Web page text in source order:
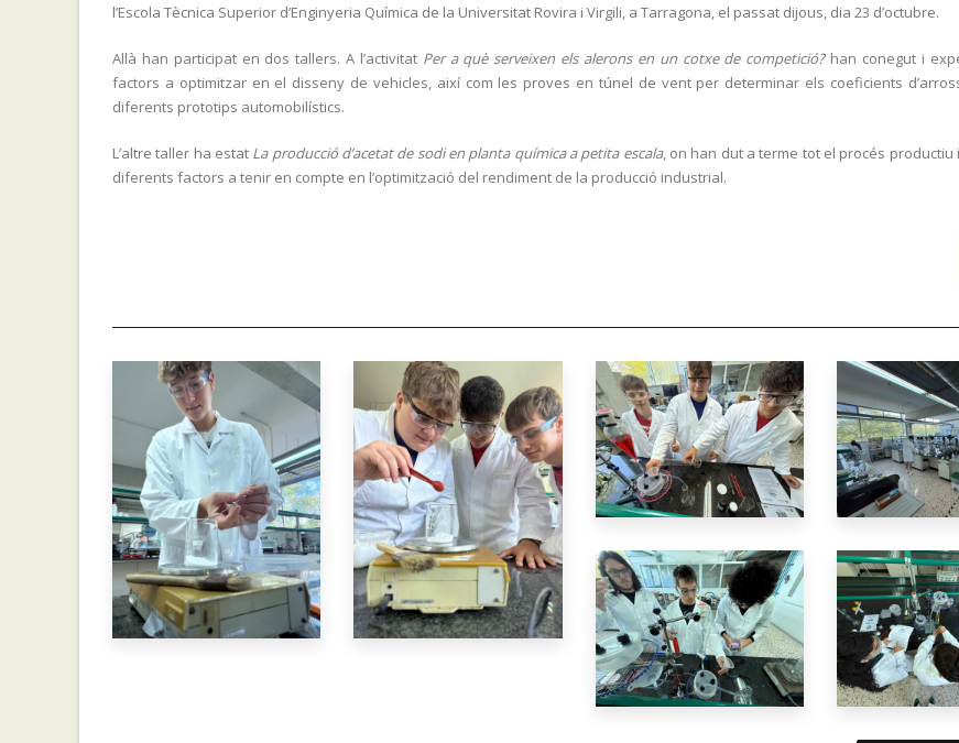
l’Escola Tècnica Superior d’Enginyeria Química de la Universitat Rovira i Virgili, a Tarragona, el passat dijous, dia 23 d’octubre.
Allà han participat en dos tallers. A l’activitat Per a què serveixen els alerons en un cotxe de competició?han conegut i
factors a optimitzar en el disseny de vehicles, així com les proves en túnel de vent per determinar els coeficients
diferents prototips automobilístics.
L’altre taller ha estat La producció d’acetat de sodi en planta química a petita escala, on han dut a terme tot el procés productiu
diferents factors a tenir en compte en l’optimització del rendiment de la producció industrial.